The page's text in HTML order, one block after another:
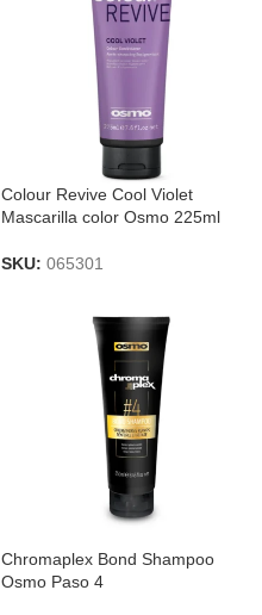
Colour Revive Cool Violet
Mascarilla color Osmo 225ml
SKU: 065301
Chromaplex Bond Shampoo
Osmo Paso 4